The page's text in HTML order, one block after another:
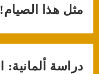
مثل هذا الصيام!
دراسة ألمانية: